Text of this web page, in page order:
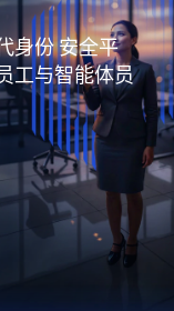
身份安全平
工与智能体员